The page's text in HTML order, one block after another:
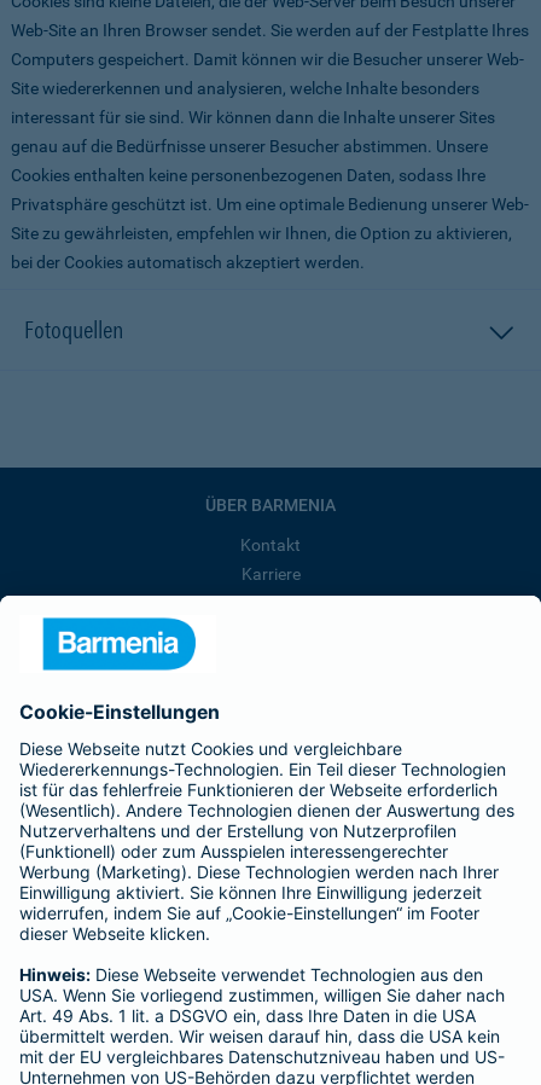
Web-Site an Ihren Browser sendet. Sie werden auf der Festplatte Ihres
Computers gespeichert. Damit können wir die Besucher unserer Web-
Site wiedererkennen und analysieren, welche Inhalte besonders
interessant für sie sind. Wir können dann die Inhalte unserer Sites
genau auf die Bedürfnisse unserer Besucher abstimmen. Unsere
Cookies enthalten keine personenbezogenen Daten, sodass Ihre
Privatsphäre geschützt ist. Um eine optimale Bedienung unserer Web-
Site zu gewährleisten, empfehlen wir Ihnen, die Option zu aktivieren,
bei der Cookies automatisch akzeptiert werden.
Fotoquellen
ÜBER BARMENIA
Kontakt
Karriere
Barmenia ist Teil der BarmeniaGothaer
BELIEBTE SEITEN
Kranken-Zusatzversicherung
Tierversicherungen
Haftpflichtversicherung
Hausratversicherung
Adresse ändern
Schaden melden
Kilometerstandsmeldung
Serviceübersicht